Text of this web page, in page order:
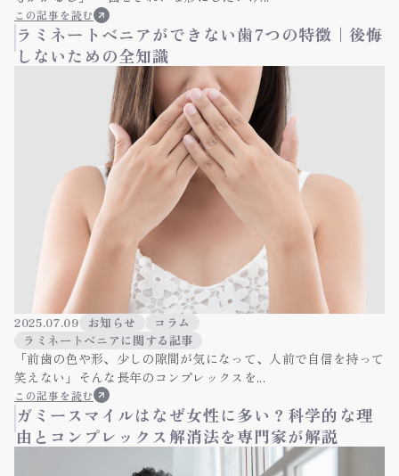
この記事を読む
ラミネートベニアができない歯7つの特徴｜後悔
しないための全知識
2025.07.09 お知らせ
コラム
ラミネートべニアに関する記事
「前歯の色や形、少しの隙間が気になって、人前で自信を持って
笑えない」そんな長年のコンプレックスを...
この記事を読む
ガミースマイルはなぜ女性に多い？科学的な理
由とコンプレックス解消法を専門家が解説